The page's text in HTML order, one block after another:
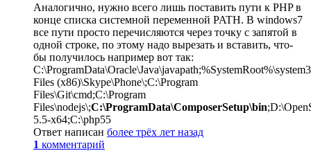
Аналогично, нужно всего лишь поставить пути к PHP в
конце списка системной переменной PATH. В windows7
все пути просто перечисляются через точку с запятой в
одной строке, по этому надо вырезать и вставить, что-
бы получилось например вот так:
Files (x86)\Skype\Phone\;C:\Program
Files\Git\cmd;C:\Program
Files\nodejs\;C:\ProgramData\ComposerSetup\bin
5.5-x64;C:\php55
Ответ написан более трёх лет назад
1 комментарий